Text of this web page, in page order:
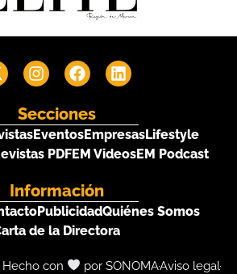
Secciones
EventosEmpresasLifestyle
PDFEM VideosEM Podcast
Información
PublicidadQuiénes Somos
de la Directora
Hecho con por SONOMAAviso legal